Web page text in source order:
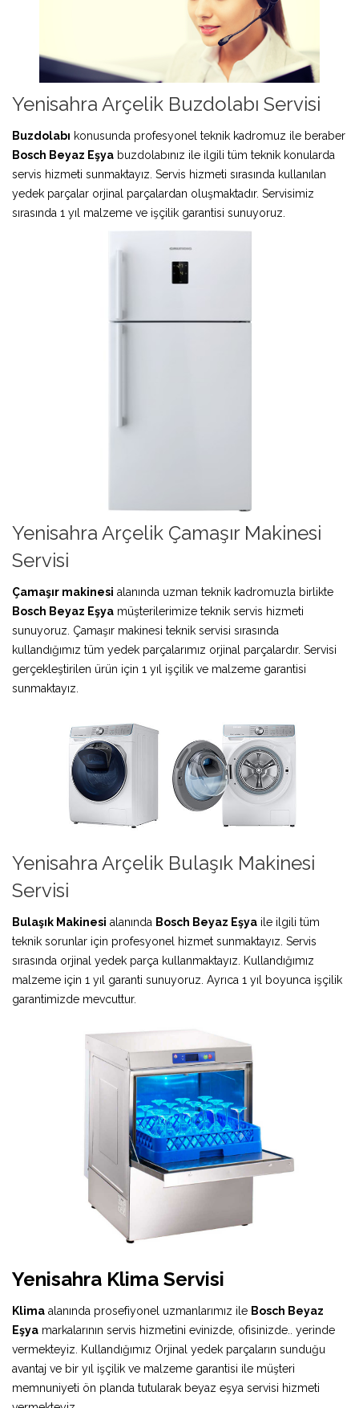
Yenisahra Arçelik Buzdolabı Servisi
Buzdolabı konusunda profesyonel teknik kadromuz ile beraber
Bosch Beyaz Eşya buzdolabınız ile ilgili tüm teknik konularda
servis hizmeti sunmaktayız. Servis hizmeti sırasında kullanılan
yedek parçalar orjinal parçalardan oluşmaktadır. Servisimiz
sırasında 1 yıl malzeme ve işçilik garantisi sunuyoruz.
Yenisahra Arçelik Çamaşır Makinesi
Servisi
Çamaşır makinesi alanında uzman teknik kadromuzla birlikte
Bosch Beyaz Eşya müşterilerimize teknik servis hizmeti
sunuyoruz. Çamaşır makinesi teknik servisi sırasında
kullandığımız tüm yedek parçalarımız orjinal parçalardır. Servisi
gerçekleştirilen ürün için 1 yıl işçilik ve malzeme garantisi
sunmaktayız.
Yenisahra Arçelik Bulaşık Makinesi
Servisi
Bulaşık Makinesi alanında Bosch Beyaz Eşya ile ilgili tüm
teknik sorunlar için profesyonel hizmet sunmaktayız. Servis
sırasında orjinal yedek parça kullanmaktayız. Kullandığımız
malzeme için 1 yıl garanti sunuyoruz. Ayrıca 1 yıl boyunca işçilik
garantimizde mevcuttur.
Yenisahra Klima Servisi
Klima alanında prosefiyonel uzmanlarımız ile Bosch Beyaz
Eşya markalarının servis hizmetini evinizde, ofisinizde.. yerinde
vermekteyiz. Kullandığımız Orjinal yedek parçaların sunduğu
avantaj ve bir yıl işçilik ve malzeme garantisi ile müşteri
memnuniyeti ön planda tutularak beyaz eşya servisi hizmeti